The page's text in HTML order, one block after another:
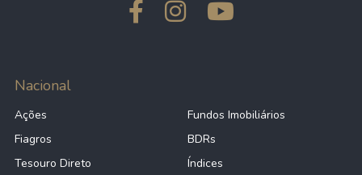
Nacional
Ações
Fundos Imobiliários
Fiagros
BDRs
Tesouro Direto
Índices